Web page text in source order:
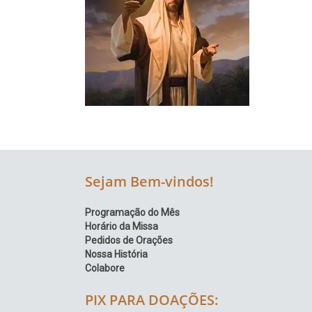
Região
Episcopal
Bom
Sejam Bem-vindos!
Programação do Mês
Horário da Missa
Pedidos de Orações
Nossa História
Colabore
PIX PARA DOAÇÕES: